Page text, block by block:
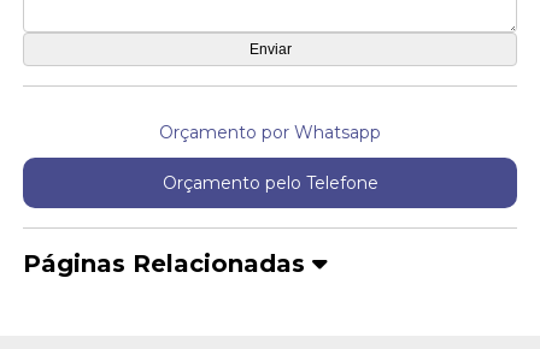
Orçamento por Whatsapp
Orçamento pelo Telefone
Páginas Relacionadas